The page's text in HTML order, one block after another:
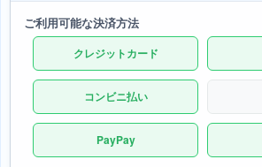
ご利用可能な決済方法
クレジットカード
コンビニ払い
PayPay